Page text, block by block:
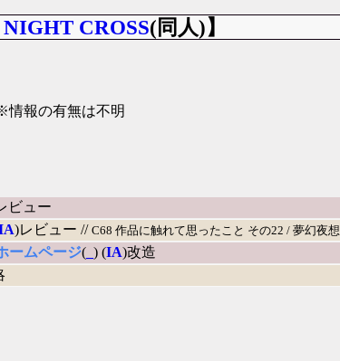
CROSS(同人)】
情報の有無は不明
ビュー
)レビュー // C68 作品に触れて思ったこと その22 / 夢幻夜想
ームページ(_ ) (IA)改造